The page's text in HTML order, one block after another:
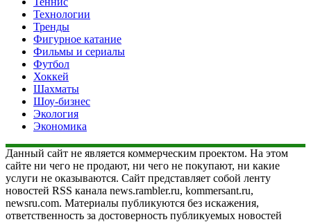
Технологии
Тренды
Фигурное катание
Фильмы и сериалы
Футбол
Хоккей
Шахматы
Шоу-бизнес
Экология
Экономика
Данный сайт не является коммерческим проектом. На этом
сайте ни чего не продают, ни чего не покупают, ни какие
услуги не оказываются. Сайт представляет собой ленту
новостей RSS канала news.rambler.ru, kommersant.ru,
newsru.com. Материалы публикуются без искажения,
ответственность за достоверность публикуемых новостей